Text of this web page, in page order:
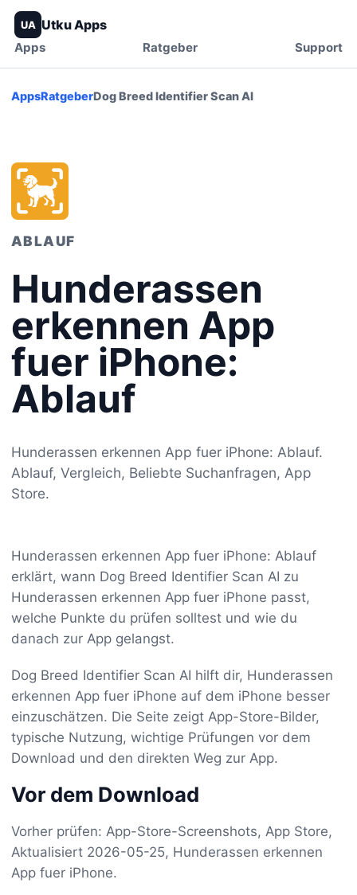
UA Utku Apps
Apps Ratgeber Support
AppsRatgeberDog Breed Identifier Scan AI
ABLAUF
Hunderassen
erkennen App
fuer iPhone:
Ablauf
Hunderassen erkennen App fuer iPhone: Ablauf.
Ablauf, Vergleich, Beliebte Suchanfragen, App
Store.
Hunderassen erkennen App fuer iPhone: Ablauf
erklärt, wann Dog Breed Identifier Scan AI zu
Hunderassen erkennen App fuer iPhone passt,
welche Punkte du prüfen solltest und wie du
danach zur App gelangst.
Dog Breed Identifier Scan AI hilft dir, Hunderassen
erkennen App fuer iPhone auf dem iPhone besser
einzuschätzen. Die Seite zeigt App-Store-Bilder,
typische Nutzung, wichtige Prüfungen vor dem
Download und den direkten Weg zur App.
Vor dem Download
Vorher prüfen: App-Store-Screenshots, App Store,
Aktualisiert 2026-05-25, Hunderassen erkennen
App fuer iPhone.